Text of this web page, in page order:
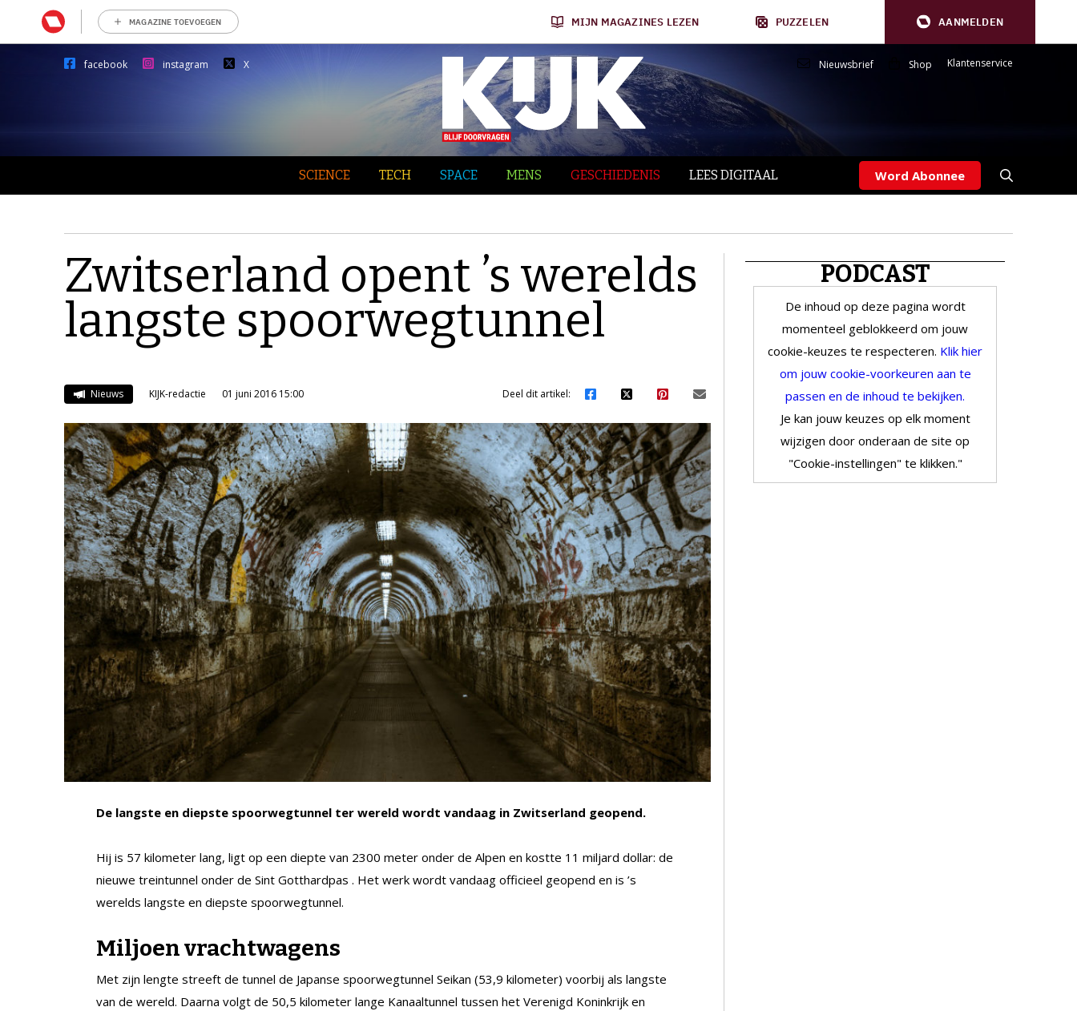
MAGAZINE TOEVOEGEN MIJN MAGAZINES LEZEN PUZZELEN AANMELDEN
facebook instagram X Nieuwsbrief Shop Klantenservice
SCIENCE TECH SPACE MENS GESCHIEDENIS LEES DIGITAAL Word Abonnee
Zwitserland opent ’s werelds
langste spoorwegtunnel
Nieuws KIJK-redactie 01 juni 2016 15:00 Deel dit artikel:
De langste en diepste spoorwegtunnel ter wereld wordt vandaag in Zwitserland geopend.
Hij is 57 kilometer lang, ligt op een diepte van 2300 meter onder de Alpen en kostte 11 miljard dollar: de
nieuwe treintunnel onder de Sint Gotthardpas . Het werk wordt vandaag officieel geopend en is ’s
werelds langste en diepste spoorwegtunnel.
Miljoen vrachtwagens
Met zijn lengte streeft de tunnel de Japanse spoorwegtunnel Seikan (53,9 kilometer) voorbij als langste
van de wereld. Daarna volgt de 50,5 kilometer lange Kanaaltunnel tussen het Verenigd Koninkrijk en
PODCAST
De inhoud op deze pagina wordt
momenteel geblokkeerd om jouw
cookie-keuzes te respecteren. Klik hier
om jouw cookie-voorkeuren aan te
passen en de inhoud te bekijken.
Je kan jouw keuzes op elk moment
wijzigen door onderaan de site op
"Cookie-instellingen" te klikken."